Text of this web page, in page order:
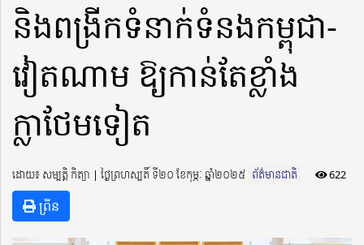
និងពង្រីកទំនាក់ទំនងកម្ពុជា-
វៀតណាម ឱ្យកាន់តែខ្លាំង
ក្លាថែមទៀត
ដោយ៖ សម្បត្តិ កិត្យា ​​ | ថ្ងៃព្រហស្បតិ៍ ទី២០ ខែកុម្ភៈ ឆ្នាំ២០២៥ ព័ត៌មានជាតិ 622
ព្រីន